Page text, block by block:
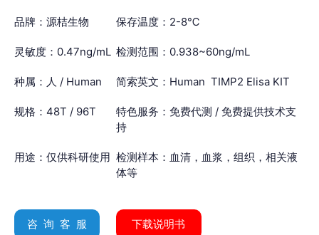
品牌：源桔生物 保存温度：2-8℃
灵敏度：0.47ng/mL 检测范围：0.938~60ng/mL
种属：人 / Human 简索英文：Human TIMP2 Elisa KIT
规格：48T / 96T
特色服务：免费代测 / 免费提供技术支
持
用途：仅供科研使用 检测样本：血清，血浆，组织，相关液
体等
咨 询 客 服 下载说明书